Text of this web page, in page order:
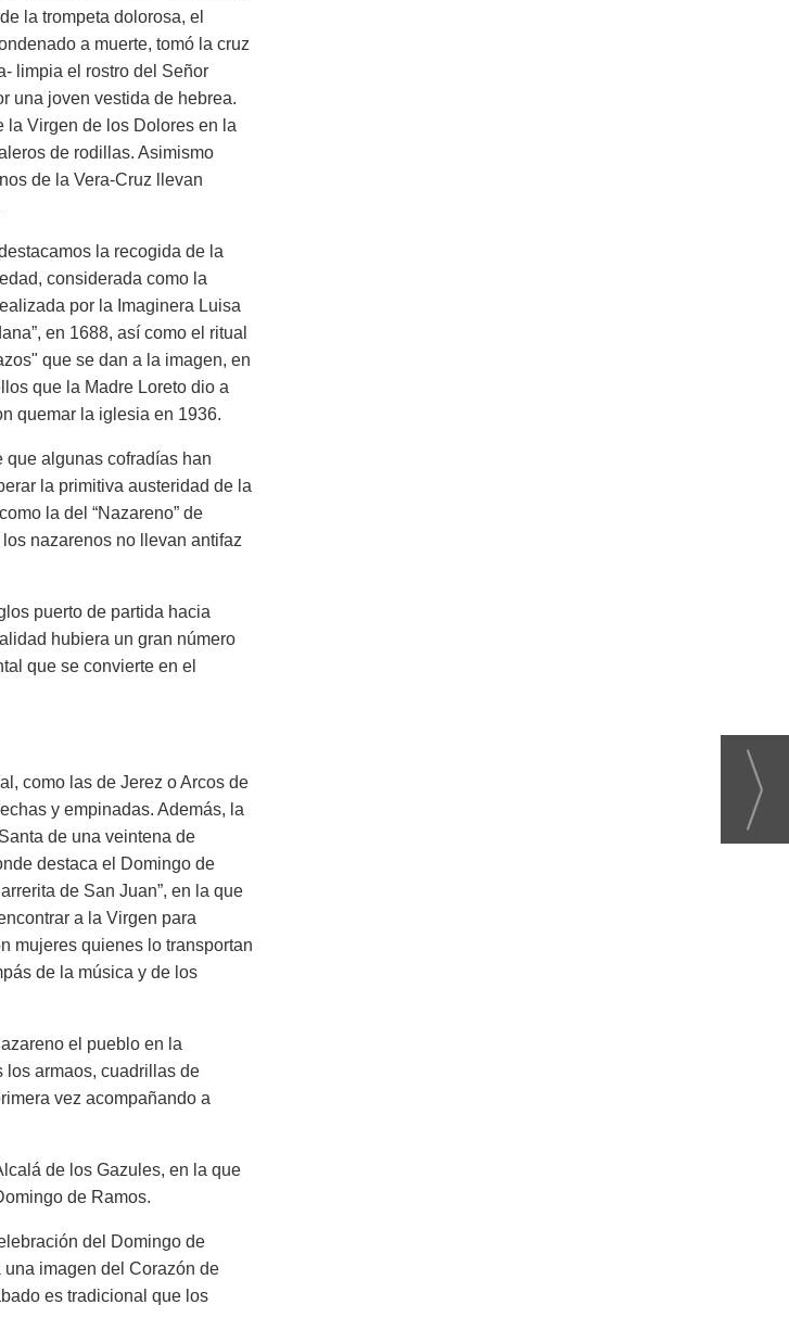
la trompeta dolorosa, el
a muerte, tomó la cruz
limpia el rostro del Señor
una joven vestida de hebrea.
la Virgen de los Dolores en la
de rodillas. Asimismo
de la Vera-Cruz llevan
la recogida de la
considerada como la
por la Imaginera Luisa
en 1688, así como el ritual
que se dan a la imagen, en
que la Madre Loreto dio a
quemar la iglesia en 1936.
que algunas cofradías han
la primitiva austeridad de la
la del “Nazareno” de
nazarenos no llevan antifaz
puerto de partida hacia
hubiera un gran número
que se convierte en el
como las de Jerez o Arcos de
y empinadas. Además, la
de una veintena de
destaca el Domingo de
de San Juan”, en la que
a la Virgen para
mujeres quienes lo transportan
de la música y de los
el pueblo en la
los armaos, cuadrillas de
vez acompañando a
de los Gazules, en la que
de Ramos.
del Domingo de
imagen del Corazón de
es tradicional que los